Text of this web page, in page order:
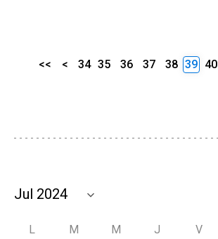
<< < 34 35 36 37 38 39 40
L M M J V